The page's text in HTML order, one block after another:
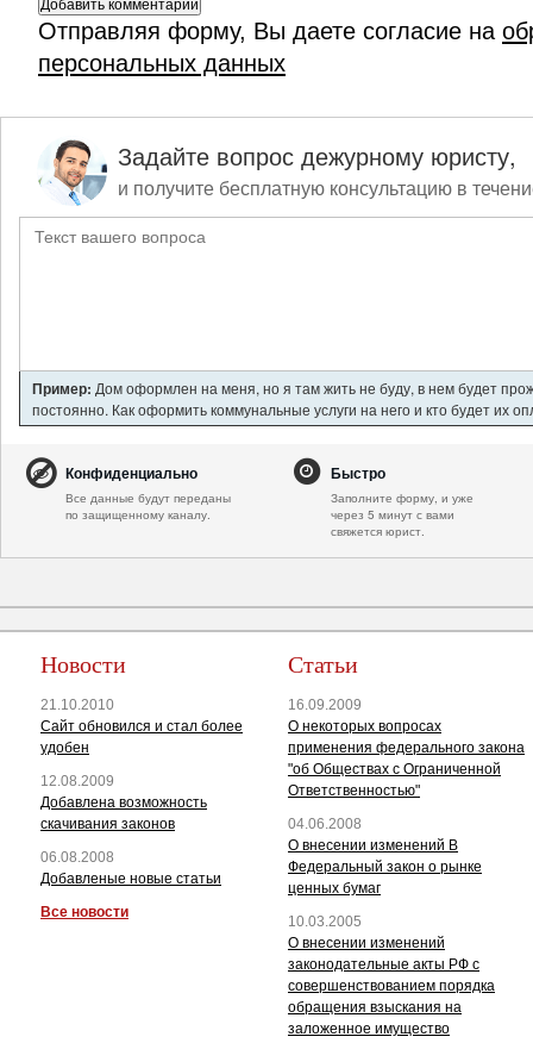
Отправляя форму, Вы даете согласие на
персональных данных
Задайте вопрос дежурному юристу,
и получите бесплатную консультацию в
Пример: Дом оформлен на меня, но я там жить не буду, в нем будет
постоянно. Как оформить коммунальные услуги на него и кто будет их
Конфиденциально
Все данные будут переданы
по защищенному каналу.
Быстро
Заполните форму, и уже
через 5 минут с вами
свяжется юрист.
Новости
21.10.2010
Сайт обновился и стал более
удобен
12.08.2009
Добавлена возможность
скачивания законов
06.08.2008
Добавленые новые статьи
Все новости
Статьи
16.09.2009
О некоторых вопросах
применения федерального закона
"об Обществах с Ограниченной
Ответственностью"
04.06.2008
О внесении изменений В
Федеральный закон о рынке
ценных бумаг
10.03.2005
О внесении изменений
законодательные акты РФ с
совершенствованием порядка
обращения взыскания на
заложенное имущество